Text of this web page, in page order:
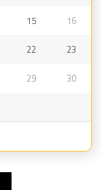
15 16
22 23
29 30